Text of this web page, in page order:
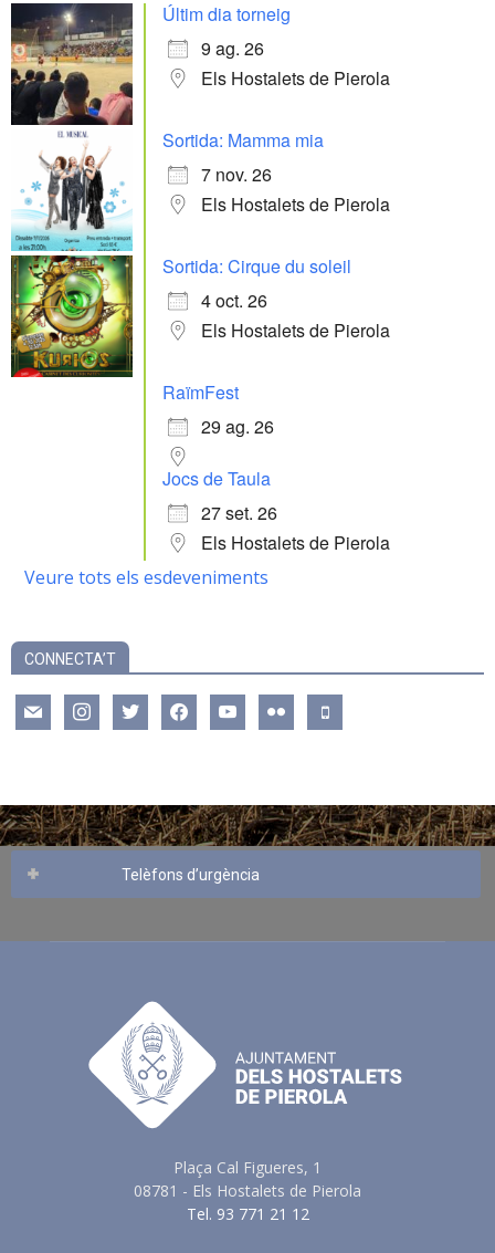
Últim dia torneig
9 ag. 26
Els Hostalets de Pierola
Sortida: Mamma mia
7 nov. 26
Els Hostalets de Pierola
Sortida: Cirque du soleil
4 oct. 26
Els Hostalets de Pierola
RaïmFest
29 ag. 26
Jocs de Taula
27 set. 26
Els Hostalets de Pierola
Veure tots els esdeveniments
CONNECTA’T
mail instagramtwitter facebookyoutube flickr mobile
Telèfons d’urgència
Plaça Cal Figueres, 1
08781 - Els Hostalets de Pierola
Tel. 93 771 21 12